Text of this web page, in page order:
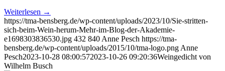
Weiterlesen →
https://tma-bensberg.de/wp-content/uploads/2023/10/Sie-stritten-
sich-beim-Wein-herum-Mehr-im-Blog-der-Akademie-
e1698303836530.jpg 432 840 Anne Pesch https://tma-
bensberg.de/wp-content/uploads/2015/10/tma-logo.png Anne
Pesch2023-10-28 08:00:572023-10-26 09:20:36Weingedicht von
Wilhelm Busch